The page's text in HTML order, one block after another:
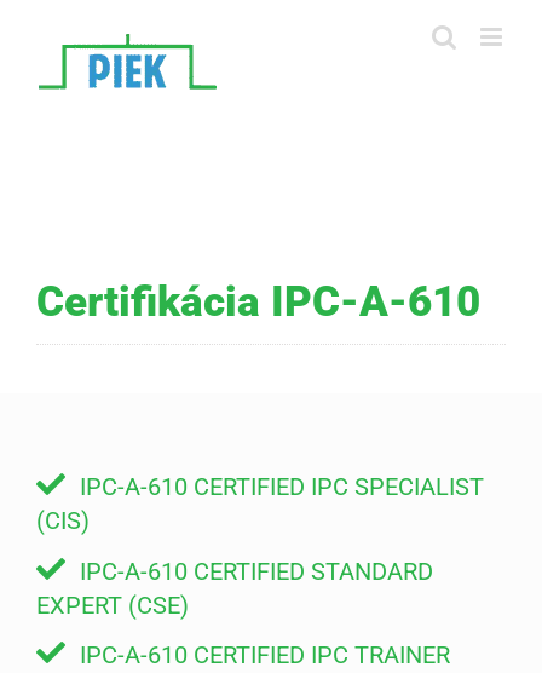
Certifikácia IPC-A-610
IPC-A-610 CERTIFIED IPC SPECIALIST
(CIS)
IPC-A-610 CERTIFIED STANDARD
EXPERT (CSE)
IPC-A-610 CERTIFIED IPC TRAINER